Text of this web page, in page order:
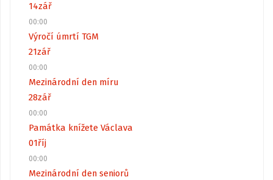
14zář
00:00
Výročí úmrtí TGM
21zář
00:00
Mezinárodní den míru
28zář
00:00
Památka knížete Václava
01říj
00:00
Mezinárodní den seniorů